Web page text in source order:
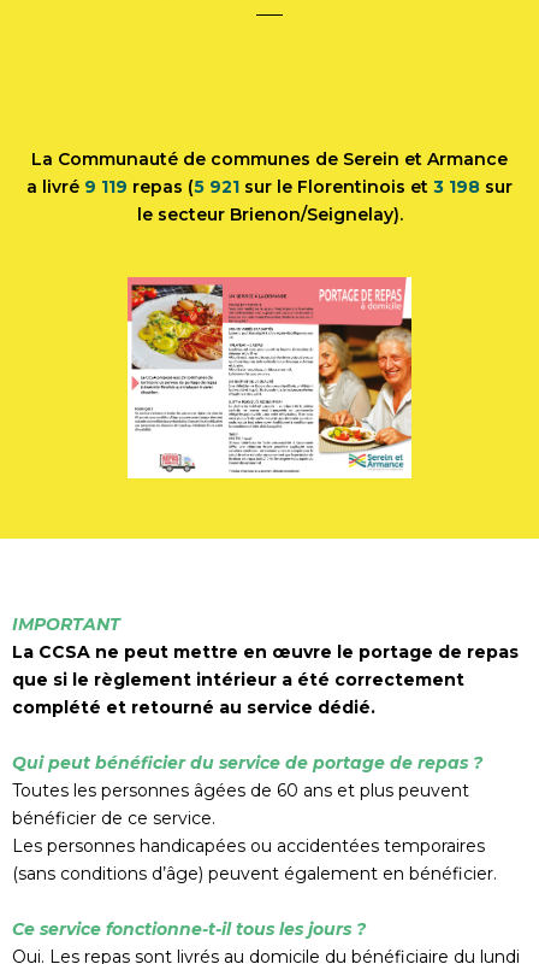
La Communauté de communes de Serein et Armance
a livré 9 119 repas (5 921 sur le Florentinois et 3 198 sur
le secteur Brienon/Seignelay).
IMPORTANT
La CCSA ne peut mettre en œuvre le portage de repas
que si le règlement intérieur a été correctement
complété et retourné au service dédié.
Qui peut bénéficier du service de portage de repas ?
Toutes les personnes âgées de 60 ans et plus peuvent
bénéficier de ce service.
Les personnes handicapées ou accidentées temporaires
(sans conditions d’âge) peuvent également en bénéficier.
Ce service fonctionne-t-il tous les jours ?
Oui. Les repas sont livrés au domicile du bénéficiaire du lundi